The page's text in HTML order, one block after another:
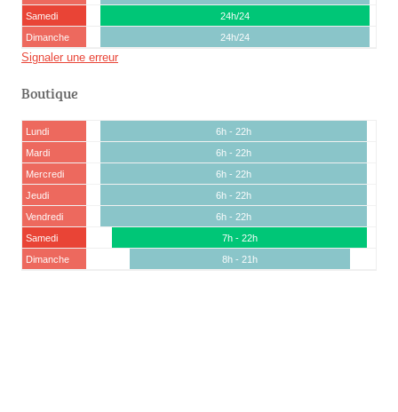
Samedi
24h/24
Dimanche
24h/24
Signaler une erreur
Boutique
Lundi
6h - 22h
Mardi
6h - 22h
Mercredi
6h - 22h
Jeudi
6h - 22h
Vendredi
6h - 22h
Samedi
7h - 22h
Dimanche
8h - 21h